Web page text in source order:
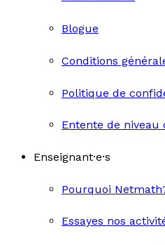
Blogue
Conditions
Politique de
Entente de niveau
Enseignant·e·s
Pourquoi
Essayes nos